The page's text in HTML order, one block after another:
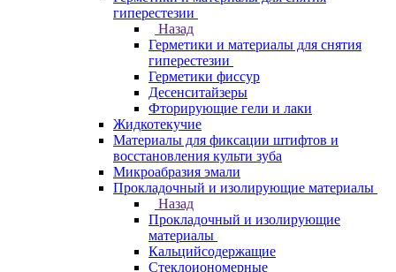
гиперестезии
Назад
Герметики и материалы для снятия
гиперестезии
Герметики фиссур
Десенситайзеры
Фторирующие гели и лаки
Жидкотекучие
Материалы для фиксации штифтов и
восстановления культи зуба
Микроабразия эмали
Прокладочный и изолирующие материалы
Назад
Прокладочный и изолирующие
материалы
Кальцийсодержащие
Стеклоиономерные